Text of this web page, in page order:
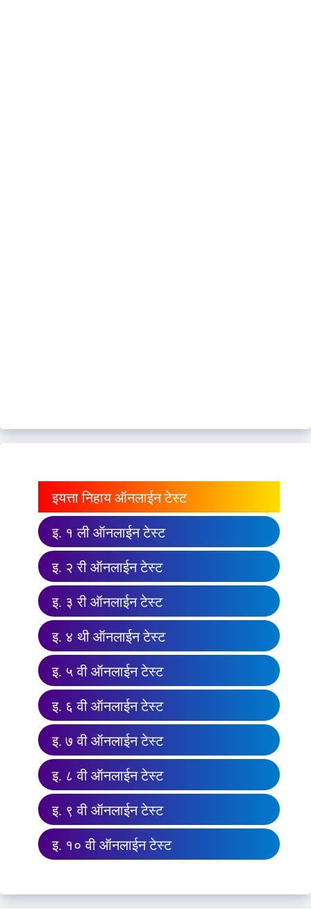
इयत्ता निहाय ऑनलाईन टेस्ट
इ. १ ली ऑनलाईन टेस्ट
इ. २ री ऑनलाईन टेस्ट
इ. ३ री ऑनलाईन टेस्ट
इ. ४ थी ऑनलाईन टेस्ट
इ. ५ वी ऑनलाईन टेस्ट
इ. ६ वी ऑनलाईन टेस्ट
इ. ७ वी ऑनलाईन टेस्ट
इ. ८ वी ऑनलाईन टेस्ट
इ. ९ वी ऑनलाईन टेस्ट
इ. १० वी ऑनलाईन टेस्ट